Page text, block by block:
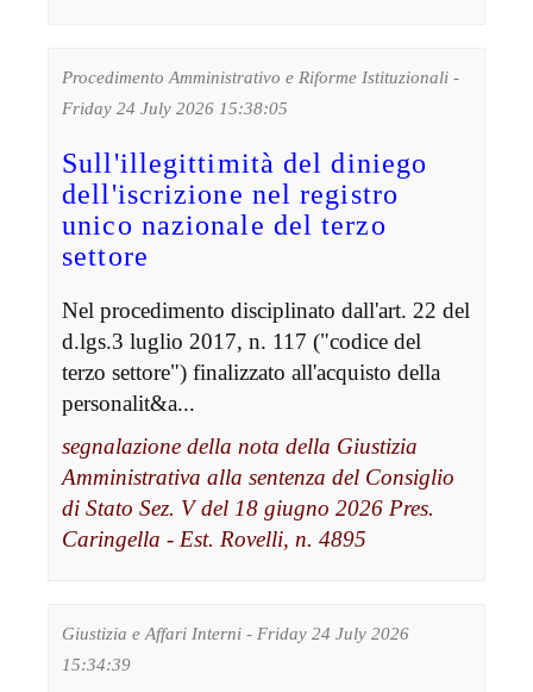
Procedimento Amministrativo e Riforme Istituzionali -
Friday 24 July 2026 15:38:05
Sull'illegittimità del diniego
dell'iscrizione nel registro
unico nazionale del terzo
settore
Nel procedimento disciplinato dall'art. 22 del
d.lgs.3 luglio 2017, n. 117 ("codice del
terzo settore") finalizzato all'acquisto della
personalit&a...
segnalazione della nota della Giustizia
Amministrativa alla sentenza del Consiglio
di Stato Sez. V del 18 giugno 2026 Pres.
Caringella - Est. Rovelli, n. 4895
Giustizia e Affari Interni - Friday 24 July 2026
15:34:39